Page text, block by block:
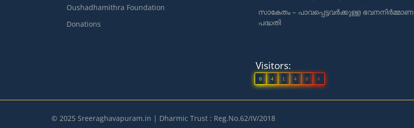
Oushadhamithra Foundation
Donations
സാകേതം – പാവപ്പെട്ടവർക്കുള്ള ഭവനനിർമ്മാണ
പദ്ധതി
Visitors:
0 4 1 4 8 4
© 2025 Sreeraghavapuram.in | Dharmic Trust : Reg.No.62/IV/2018